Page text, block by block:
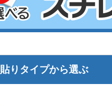
りタイプから選ぶ